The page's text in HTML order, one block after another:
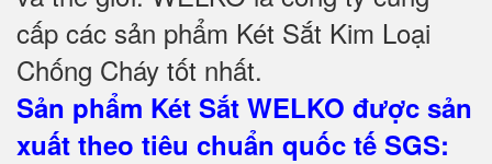
cấp các sản phẩm Két Sắt Kim Loại
Chống Cháy tốt nhất.
Sản phẩm Két Sắt WELKO được sản
xuất theo tiêu chuẩn quốc tế SGS: